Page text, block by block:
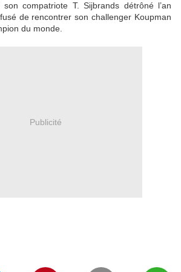
compatriote T. Sijbrands détrôné l’an
de rencontrer son challenger Koupman
du monde.
Publicité